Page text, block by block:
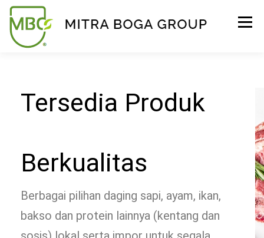
Menu
Tersedia Produk
Berkualitas
Berbagai pilihan daging sapi, ayam, ikan,
bakso dan protein lainnya (kentang dan